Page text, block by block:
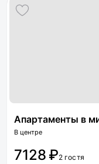
Апартаменты в
В центре
7128 ₽2 гостя